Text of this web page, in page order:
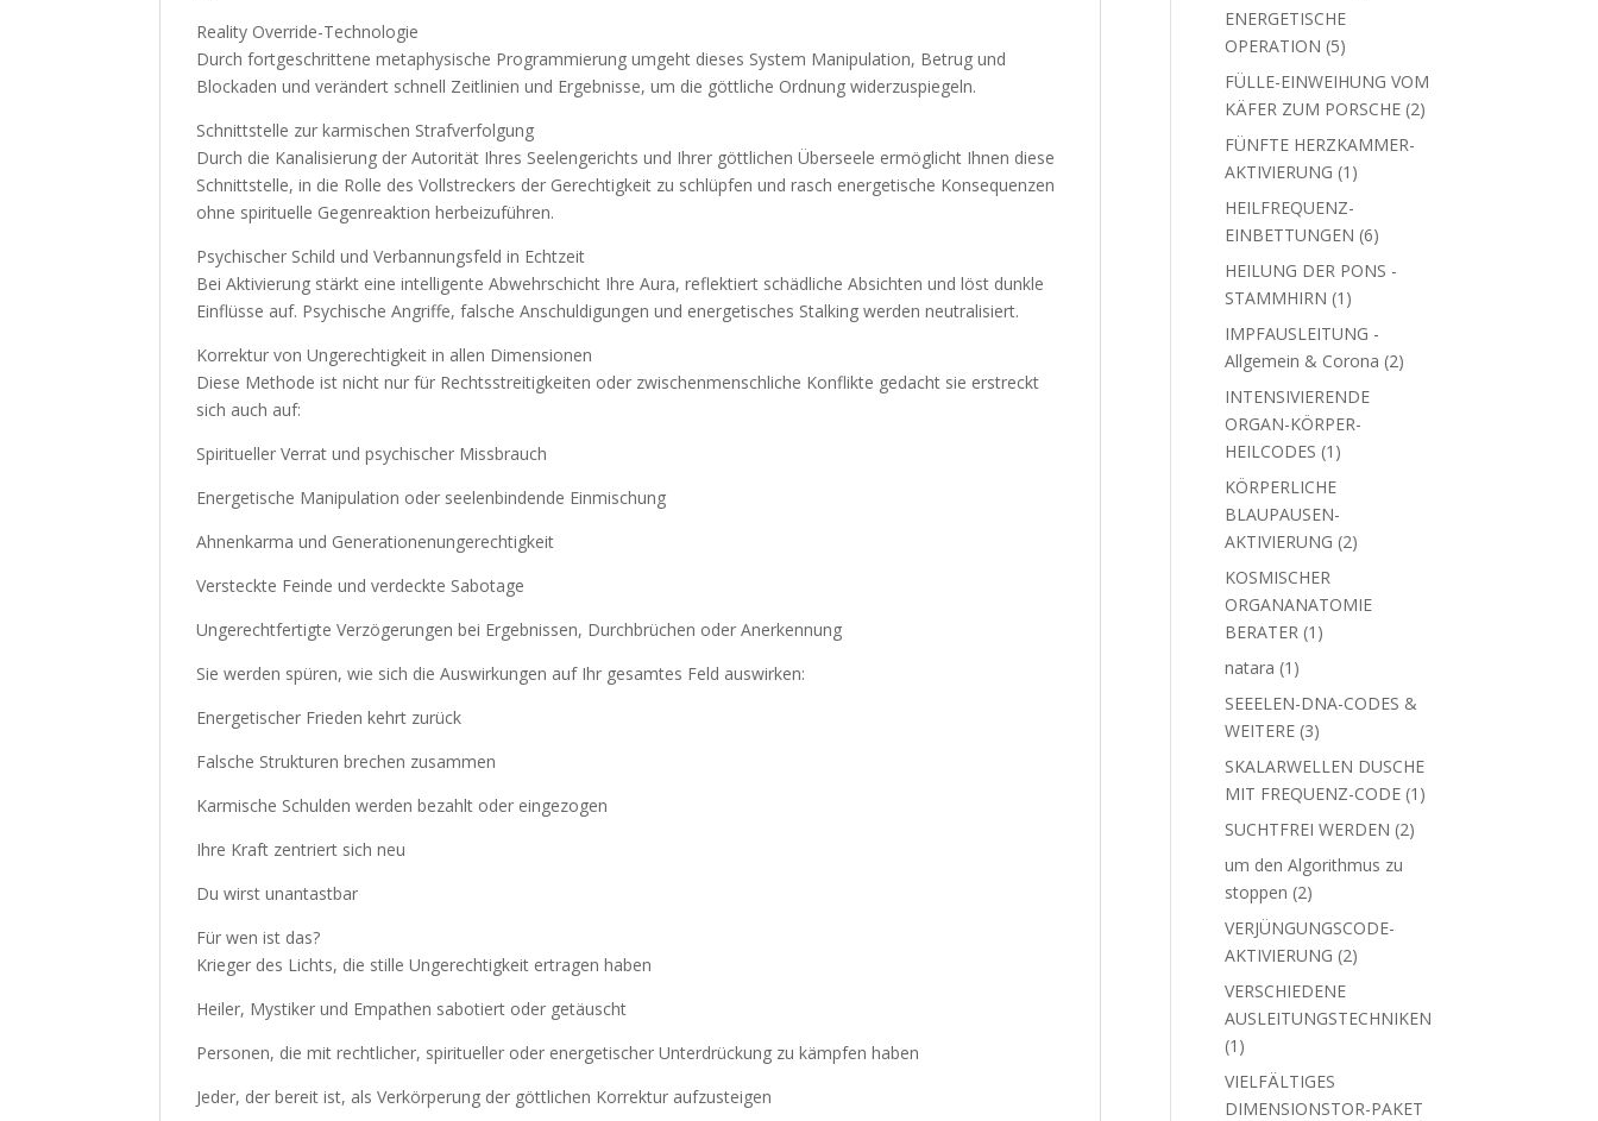
Reality Override-Technologie
Durch fortgeschrittene metaphysische Programmierung umgeht dieses System Manipulation, Betrug und
Blockaden und verändert schnell Zeitlinien und Ergebnisse, um die göttliche Ordnung widerzuspiegeln.
Schnittstelle zur karmischen Strafverfolgung
Durch die Kanalisierung der Autorität Ihres Seelengerichts und Ihrer göttlichen Überseele ermöglicht Ihnen diese
Schnittstelle, in die Rolle des Vollstreckers der Gerechtigkeit zu schlüpfen und rasch energetische Konsequenzen
ohne spirituelle Gegenreaktion herbeizuführen.
Psychischer Schild und Verbannungsfeld in Echtzeit
Bei Aktivierung stärkt eine intelligente Abwehrschicht Ihre Aura, reflektiert schädliche Absichten und löst dunkle
Einflüsse auf. Psychische Angriffe, falsche Anschuldigungen und energetisches Stalking werden neutralisiert.
Korrektur von Ungerechtigkeit in allen Dimensionen
Diese Methode ist nicht nur für Rechtsstreitigkeiten oder zwischenmenschliche Konflikte gedacht sie erstreckt
sich auch auf:
Spiritueller Verrat und psychischer Missbrauch
Energetische Manipulation oder seelenbindende Einmischung
Ahnenkarma und Generationenungerechtigkeit
Versteckte Feinde und verdeckte Sabotage
Ungerechtfertigte Verzögerungen bei Ergebnissen, Durchbrüchen oder Anerkennung
Sie werden spüren, wie sich die Auswirkungen auf Ihr gesamtes Feld auswirken:
Energetischer Frieden kehrt zurück
Falsche Strukturen brechen zusammen
Karmische Schulden werden bezahlt oder eingezogen
Ihre Kraft zentriert sich neu
Du wirst unantastbar
Für wen ist das?
Krieger des Lichts, die stille Ungerechtigkeit ertragen haben
Heiler, Mystiker und Empathen sabotiert oder getäuscht
Personen, die mit rechtlicher, spiritueller oder energetischer Unterdrückung zu kämpfen haben
Jeder, der bereit ist, als Verkörperung der göttlichen Korrektur aufzusteigen
ENERGETISCHE
OPERATION 55
Produkte
FÜLLE-EINWEIHUNG VOM
KÄFER ZUM PORSCHE 22
FÜNFTE HERZKAMMER-
AKTIVIERUNG 1 1
HEILFREQUENZ-
EINBETTUNGEN 66
Produkte
HEILUNG DER PONS -
STAMMHIRN 1 1
Produkt
IMPFAUSLEITUNG -
Allgemein & Corona 22
INTENSIVIERENDE
ORGAN-KÖRPER-
HEILCODES 1 1
Produkt
KÖRPERLICHE
BLAUPAUSEN-
AKTIVIERUNG 22
KOSMISCHER
ORGANANATOMIE
BERATER 1 1
natara 1 1
Produkt
SEEELEN-DNA-CODES &
WEITERE 33
Produkte
SKALARWELLEN DUSCHE
MIT FREQUENZ-CODE 1 1
SUCHTFREI WERDEN 22
um den Algorithmus zu
stoppen 22
Produkte
VERJÜNGUNGSCODE-
AKTIVIERUNG 22
VERSCHIEDENE
AUSLEITUNGSTECHNIKEN
1 1
Produkt
VIELFÄLTIGES
DIMENSIONSTOR-PAKET